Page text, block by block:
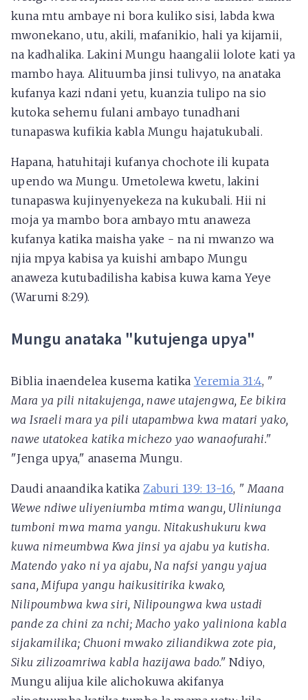
kuna mtu ambaye ni bora kuliko sisi, labda kwa
mwonekano, utu, akili, mafanikio, hali ya kijamii,
na kadhalika. Lakini Mungu haangalii lolote kati ya
mambo haya. Alituumba jinsi tulivyo, na anataka
kufanya kazi ndani yetu, kuanzia tulipo na sio
kutoka sehemu fulani ambayo tunadhani
tunapaswa kufikia kabla Mungu hajatukubali.
Hapana, hatuhitaji kufanya chochote ili kupata
upendo wa Mungu. Umetolewa kwetu, lakini
tunapaswa kujinyenyekeza na kukubali. Hii ni
moja ya mambo bora ambayo mtu anaweza
kufanya katika maisha yake - na ni mwanzo wa
njia mpya kabisa ya kuishi ambapo Mungu
anaweza kutubadilisha kabisa kuwa kama Yeye
(Warumi 8:29).
Mungu anataka "kutujenga upya"
Biblia inaendelea kusema katika Yeremia 31:4, "
Mara ya pili nitakujenga, nawe utajengwa, Ee bikira
wa Israeli mara ya pili utapambwa kwa matari yako,
nawe utatokea katika michezo yao wanaofurahi."
"Jenga upya," anasema Mungu.
Daudi anaandika katikaZaburi 139: 13-16, " Maana
Wewe ndiwe uliyeniumba mtima wangu, Uliniunga
tumboni mwa mama yangu. Nitakushukuru kwa
kuwa nimeumbwa Kwa jinsi ya ajabu ya kutisha.
Matendo yako ni ya ajabu, Na nafsi yangu yajua
sana, Mifupa yangu haikusitirika kwako,
Nilipoumbwa kwa siri, Nilipoungwa kwa ustadi
pande za chini za nchi; Macho yako yaliniona kabla
sijakamilika; Chuoni mwako ziliandikwa zote pia,
Siku zilizoamriwa kabla hazijawa bado." Ndiyo,
Mungu alijua kile alichokuwa akifanya